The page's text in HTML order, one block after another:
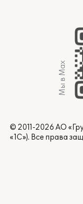
Мы в Max
© 2011-2026 АО
«1С»). Все права